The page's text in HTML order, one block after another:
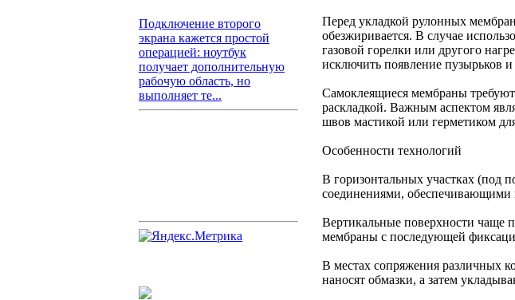
Подключение второго
экрана кажется простой
операцией: ноутбук
получает дополнительную
рабочую область, но
выполняет те...
Перед укладкой рулонных
обезжиривается. В случае
газовой горелки или другого
исключить появление пузырьков и
Самоклеящиеся мембраны требуют
раскладкой. Важным аспектом
швов мастикой или герметиком
Особенности технологий
В горизонтальных участках (под
соединениями, обеспечивающими
Вертикальные поверхности чаще
мембраны с последующей
В местах сопряжения различных
наносят обмазки, а затем